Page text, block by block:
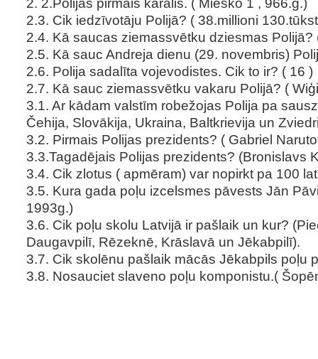
2.3. Cik iedzīvotāju Polijā? ( 38.millioni
2.4. Kā saucas ziemassvētku dziesmas Polijā?
2.5. Kā sauc Andreja dienu (29. novembris)
2.6. Polija sadalīta vojevodistes. Cik to ir? ( 16 )
2.7. Kā sauc ziemassvētku vakaru Polijā? (
3.1. Ar kādam valstīm robežojas Polija pa
Čehija, Slovākija, Ukraina, Baltkrievija un
3.2. Pirmais Polijas prezidents? ( Gabriel
3.3.Tagadējais Polijas prezidents? (Bronislavs
3.4. Cik zlotus ( apmēram) var nopirkt pa 100
3.5. Kura gada poļu izcelsmes pāvests Jān
1993g.)
3.6. Cik poļu skolu Latvijā ir pašlaik un kur?
Daugavpilī, Rēzeknē, Krāslavā un Jēkabpilī).
3.7. Cik skolēnu pašlaik mācās Jēkabpils poļu
3.8. Nosauciet slaveno poļu komponistu.(